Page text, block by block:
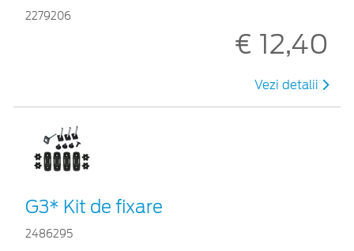
2279206
€ 12,40
Vezi detalii
G3* Kit de fixare
2486295